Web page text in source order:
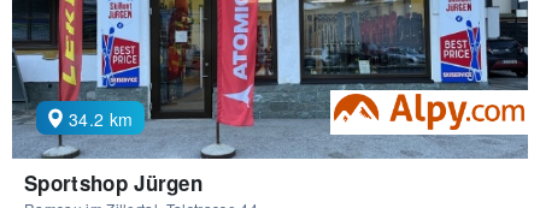
34.2 km
Sportshop Jürgen